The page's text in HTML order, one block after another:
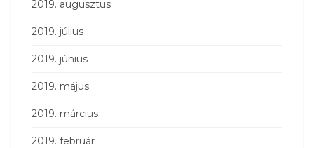
2019. augusztus
2019. július
2019. június
2019. május
2019. március
2019. február